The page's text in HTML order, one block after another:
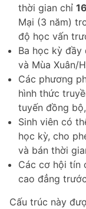
thời gian chỉ
Mại (3 năm)
độ học vấn
Ba học kỳ đầy
và Mùa Xuân/
Các phương
hình thức
tuyến đồng
Sinh viên có
học kỳ, cho
và bán thời
Các cơ hội tín
cao đẳng
Cấu trúc này